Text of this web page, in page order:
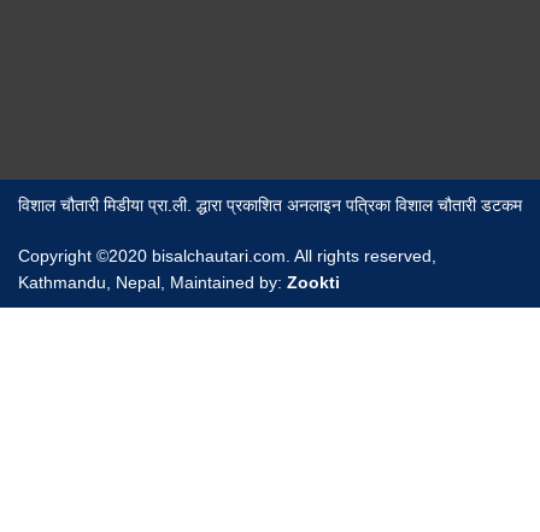
विशाल चौतारी मिडीया प्रा.ली. द्धारा प्रकाशित अनलाइन पत्रिका विशाल चौतारी डटकम
Copyright ©2020 bisalchautari.com. All rights reserved,
Kathmandu, Nepal, Maintained by: Zookti